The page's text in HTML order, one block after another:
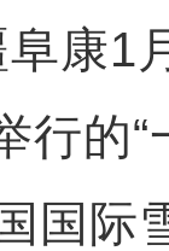
康1
行的“
国际